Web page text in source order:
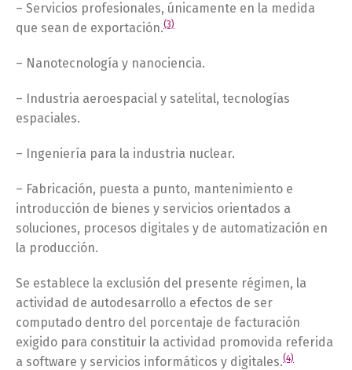
– Servicios profesionales, únicamente en la medida
que sean de exportación.(3)
– Nanotecnología y nanociencia.
– Industria aeroespacial y satelital, tecnologías
espaciales.
– Ingeniería para la industria nuclear.
– Fabricación, puesta a punto, mantenimiento e
introducción de bienes y servicios orientados a
soluciones, procesos digitales y de automatización en
la producción.
Se establece la exclusión del presente régimen, la
actividad de autodesarrollo a efectos de ser
computado dentro del porcentaje de facturación
exigido para constituir la actividad promovida referida
a software y servicios informáticos y digitales.(4)